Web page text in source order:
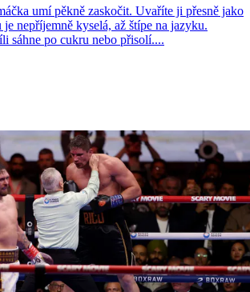
umí pěkně zaskočit. Uvaříte ji přesně jako
nepříjemně kyselá, až štípe na jazyku.
sáhne po cukru nebo přisolí....